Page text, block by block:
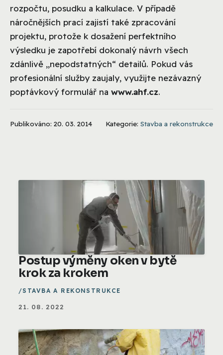
rozpočtu, posudku a kalkulace. V případě
náročnějších prací zajistí také zpracování
projektu, protože k dosažení perfektního
výsledku je zapotřebí dokonalý návrh všech
zdánlivě „nepodstatných“ detailů. Pokud vás
profesionální služby zaujaly, využijte nezávazný
poptávkový formulář na www.ahf.cz.
Publikováno: 20. 03. 2014 Kategorie: Stavba a rekonstrukce
Postup výměny oken v bytě
krok za krokem
STAVBA A REKONSTRUKCE
21. 08. 2022